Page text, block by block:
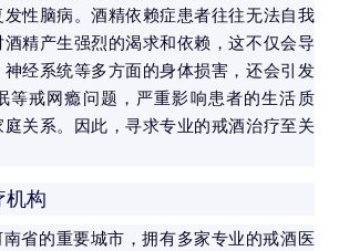
性脑病。酒精依赖症患者往往无法自我
精产生强烈的渴求和依赖，这不仅会导
经系统等多方面的身体损害，还会引发
等戒网瘾问题，严重影响患者的生活质
关系。因此，寻求专业的戒酒治疗至关
机构
省的重要城市，拥有多家专业的戒酒医